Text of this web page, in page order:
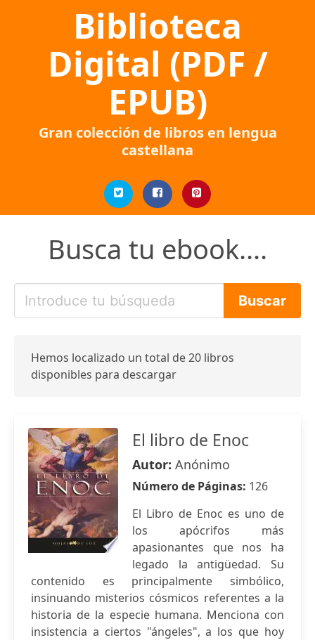
Biblioteca
Digital (PDF /
EPUB)
Gran colección de libros en lengua
castellana
Busca tu ebook....
Hemos localizado un total de 20 libros
disponibles para descargar
El libro de Enoc
Autor: Anónimo
Número de Páginas: 126
El Libro de Enoc es uno de
los apócrifos más
apasionantes que nos ha
legado la antigüedad. Su
contenido es principalmente simbólico,
insinuando misterios cósmicos referentes a la
historia de la especie humana. Menciona con
insistencia a ciertos "ángeles", a los que hoy